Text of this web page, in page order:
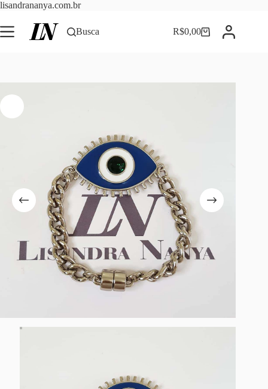
lisandrananya.com.brPular
o
conteúdo
Busca Carrinho
R$0,00